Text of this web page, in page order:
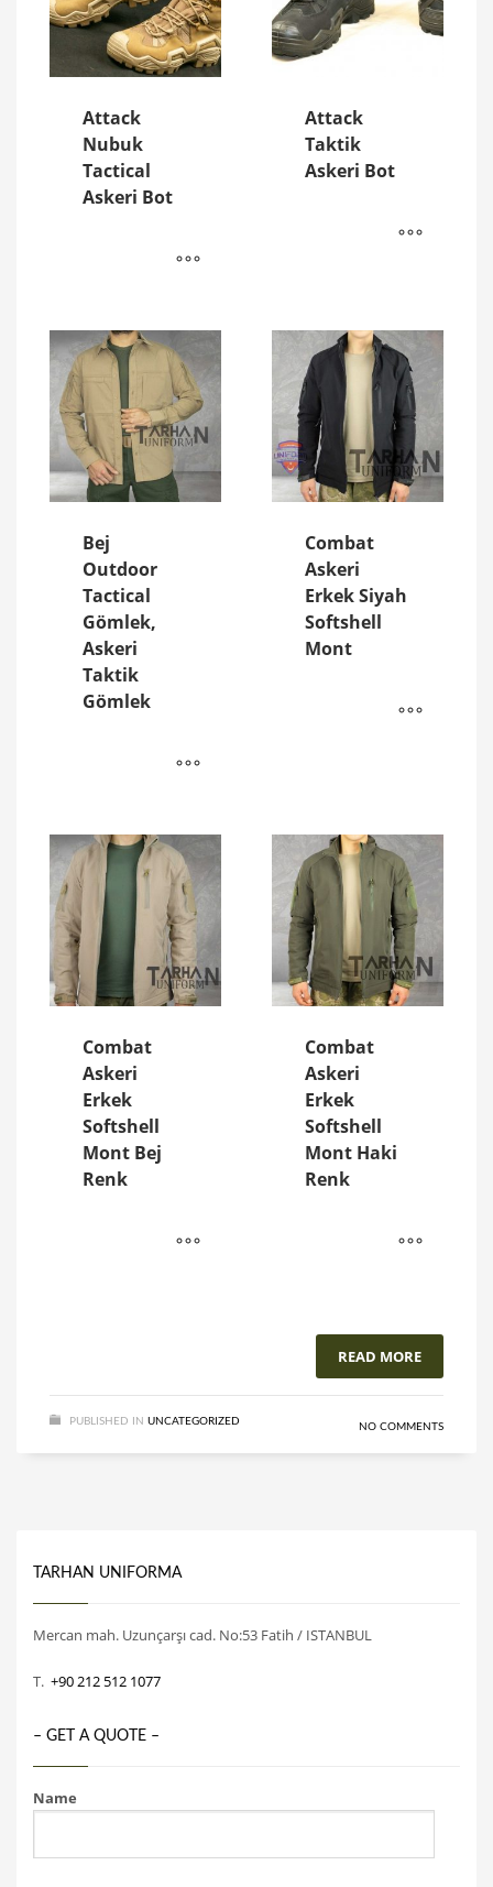
Attack
Nubuk
Tactical
Askeri Bot
Attack
Taktik
Askeri Bot
Bej
Outdoor
Tactical
Gömlek,
Askeri
Taktik
Gömlek
Combat
Askeri
Erkek Siyah
Softshell
Mont
Combat
Askeri
Erkek
Softshell
Mont Bej
Renk
Combat
Askeri
Erkek
Softshell
Mont Haki
Renk
READ MORE
PUBLISHED IN UNCATEGORIZED NO COMMENTS
TARHAN UNIFORMA
Mercan mah. Uzunçarşı cad. No:53 Fatih / ISTANBUL
T. +90 212 512 1077
– GET A QUOTE –
Name